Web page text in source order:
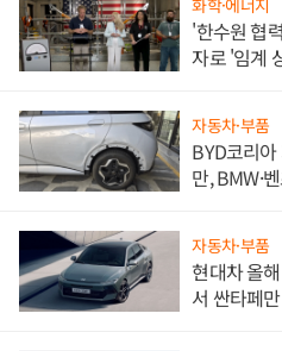
화학·에너지
'한수원 협
자로 '임계
자동차·부품
BYD코리
만, BMW·
자동차·부품
현대차 올
서 싼타페